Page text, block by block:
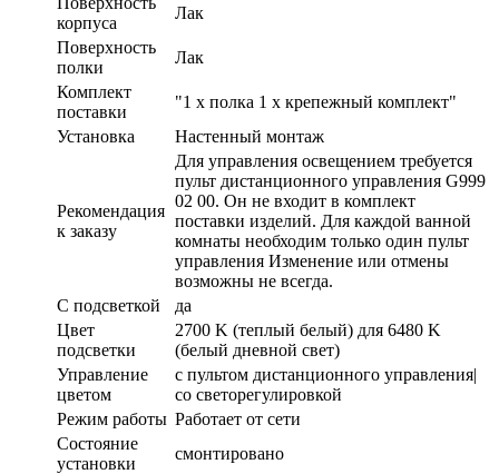
корпуса
Лак
Поверхность
полки
Лак
Комплект
поставки
"1 x полка 1 x крепежный комплект"
Установка
Настенный монтаж
Рекомендация
к заказу
Для управления освещением требуется
пульт дистанционного управления G999
02 00. Он не входит в комплект
поставки изделий. Для каждой ванной
комнаты необходим только один пульт
управления Изменение или отмены
возможны не всегда.
С подсветкой
да
Цвет
подсветки
2700 K (теплый белый) для 6480 K
(белый дневной свет)
Управление
цветом
с пультом дистанционного управления|
со светорегулировкой
Режим работы Работает от сети
Состояние
установки
смонтировано